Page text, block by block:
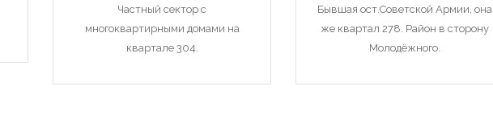
Частный сектор с
многоквартирными домами на
квартале 304.
Бывшая ост.Советской Армии, она
же квартал 278. Район в сторону
Молодёжного.